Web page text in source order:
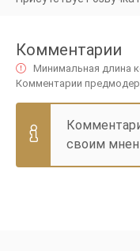
Комментарии
Минимальная длина
Комментарии
своим